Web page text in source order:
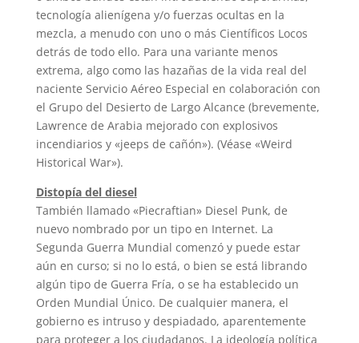
tecnología alienígena y/o fuerzas ocultas en la
mezcla, a menudo con uno o más Científicos Locos
detrás de todo ello. Para una variante menos
extrema, algo como las hazañas de la vida real del
naciente Servicio Aéreo Especial en colaboración con
el Grupo del Desierto de Largo Alcance (brevemente,
Lawrence de Arabia mejorado con explosivos
incendiarios y «jeeps de cañón»). (Véase «Weird
Historical War»).
Distopía del diesel
También llamado «Piecraftian» Diesel Punk, de
nuevo nombrado por un tipo en Internet. La
Segunda Guerra Mundial comenzó y puede estar
aún en curso; si no lo está, o bien se está librando
algún tipo de Guerra Fría, o se ha establecido un
Orden Mundial Único. De cualquier manera, el
gobierno es intruso y despiadado, aparentemente
para proteger a los ciudadanos. La ideología política